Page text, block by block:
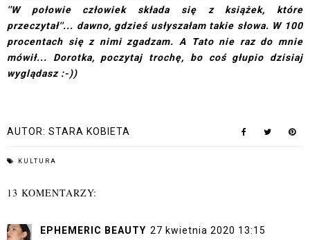
''W połowie człowiek składa się z książek, które
przeczytał''... dawno, gdzieś usłyszałam takie słowa. W 100
procentach się z nimi zgadzam. A Tato nie raz do mnie
mówił... Dorotka, poczytaj trochę, bo coś głupio dzisiaj
wyglądasz :-))
AUTOR: STARA KOBIETA
KULTURA
13 KOMENTARZY:
EPHEMERIC BEAUTY 27 kwietnia 2020 13:15